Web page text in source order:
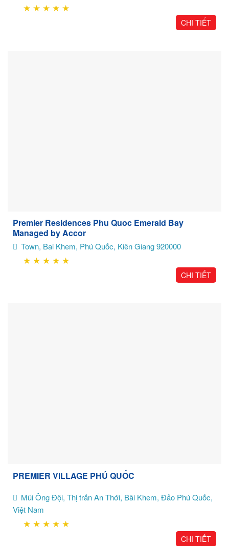
★ ★ ★ ★ ★
CHI TIẾT
Premier Residences Phu Quoc Emerald Bay
Managed by Accor
Town, Bai Khem, Phú Quốc, Kiên Giang 920000
★ ★ ★ ★ ★
CHI TIẾT
PREMIER VILLAGE PHÚ QUỐC
Mũi Ông Đội, Thị trấn An Thới, Bãi Khem, Đảo Phú Quốc,
Việt Nam
★ ★ ★ ★ ★
CHI TIẾT